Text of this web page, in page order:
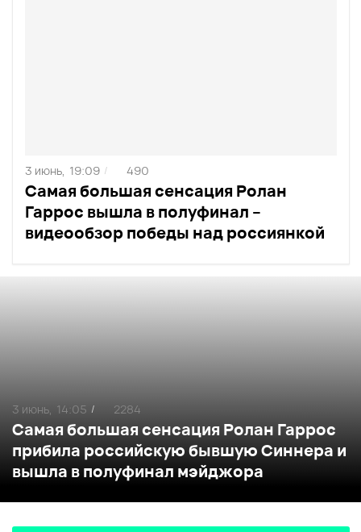
Самая большая сенсация Ролан
Гаррос вышла в полуфинал –
видеообзор победы над россиянкой
3 июнь, 19:09 / 490
Самая большая сенсация Ролан Гаррос
прибила российскую бывшую Синнера и
вышла в полуфинал мэйджора
3 июнь, 14:05 / 2284